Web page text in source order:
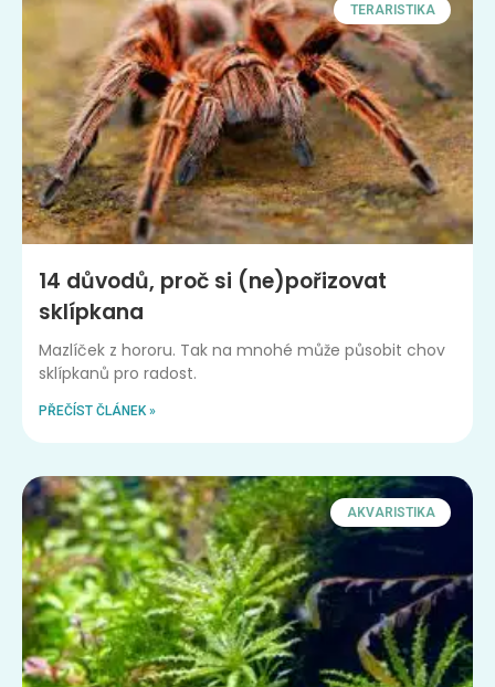
TERARISTIKA
14 důvodů, proč si (ne)pořizovat
sklípkana
Mazlíček z hororu. Tak na mnohé může působit chov
sklípkanů pro radost.
PŘEČÍST ČLÁNEK »
AKVARISTIKA